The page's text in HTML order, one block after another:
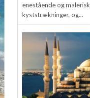
enestående og
kyststrækninger, og...